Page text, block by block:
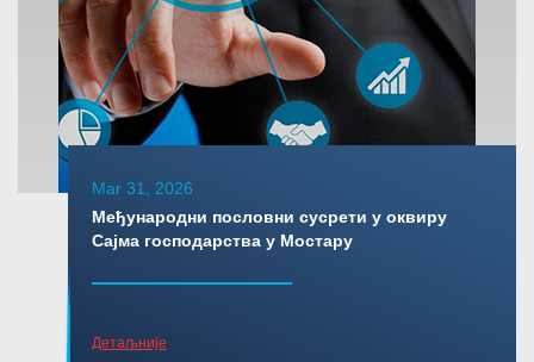
Mar 31, 2026
Међународни пословни сусрети у оквиру
Сајма господарства у Мостару
Детаљније